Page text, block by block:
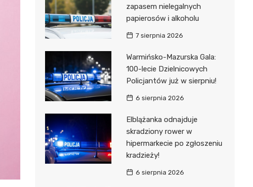
zapasem nielegalnych
papierosów i alkoholu
7 sierpnia 2026
Warmińsko-Mazurska Gala:
100-lecie Dzielnicowych
Policjantów już w sierpniu!
6 sierpnia 2026
Elblążanka odnajduje
skradziony rower w
hipermarkecie po zgłoszeniu
kradzieży!
6 sierpnia 2026